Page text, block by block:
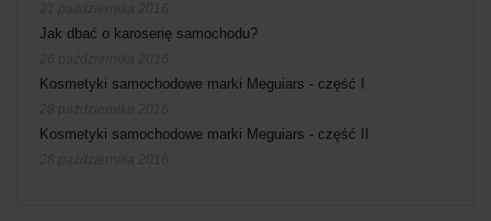
Jak dbać o karoserię samochodu?
Kosmetyki samochodowe marki Meguiars - część I
Kosmetyki samochodowe marki Meguiars - część II